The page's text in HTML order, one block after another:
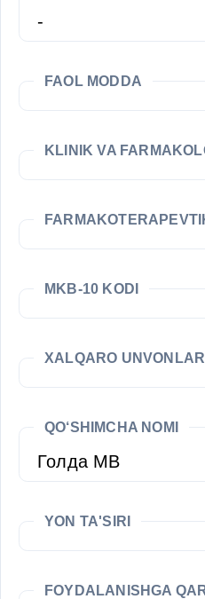
-
FAOL MODDA
KLINIK VA
MKB-10 KODI
XALQARO UNVONLAR
QO‘SHIMCHA NOMI
Голда МВ
YON TA'SIRI
FOYDALANISHGA